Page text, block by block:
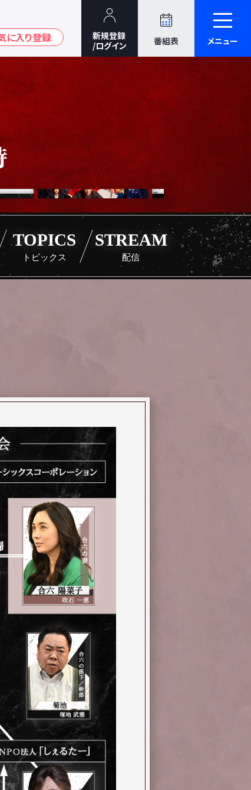
番組表 メニュー
TOPICS
トピックス
STREAM
配信